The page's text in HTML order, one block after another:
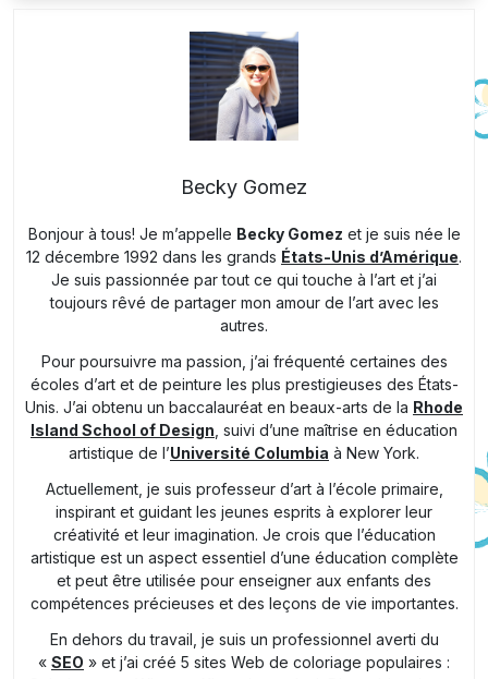
Becky Gomez
Bonjour à tous! Je m’appelle Becky Gomez et je suis née le
12 décembre 1992 dans les grands États-Unis d’Amérique.
Je suis passionnée par tout ce qui touche à l’art et j’ai
toujours rêvé de partager mon amour de l’art avec les
autres.
Pour poursuivre ma passion, j’ai fréquenté certaines des
écoles d’art et de peinture les plus prestigieuses des États-
Unis. J’ai obtenu un baccalauréat en beaux-arts de la Rhode
Island School of Design , suivi d’une maîtrise en éducation
artistique de l’Université Columbia à New York.
Actuellement, je suis professeur d’art à l’école primaire,
inspirant et guidant les jeunes esprits à explorer leur
créativité et leur imagination. Je crois que l’éducation
artistique est un aspect essentiel d’une éducation complète
et peut être utilisée pour enseigner aux enfants des
compétences précieuses et des leçons de vie importantes.
En dehors du travail, je suis un professionnel averti du
« SEO » et j’ai créé 5 sites Web de coloriage populaires :